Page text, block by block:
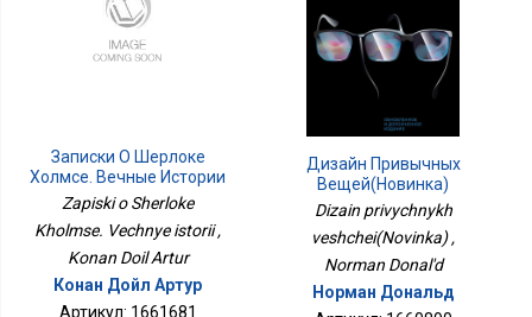
Записки О Шерлоке
Холмсе. Вечные Истории
Zapiski o Sherloke
Kholmse. Vechnye istorii ,
Konan Doil Artur
Конан Дойл Артур
Артикул: 1661681
Дизайн Привычных
Вещей(Новинка)
Dizain privychnykh
veshchei(Novinka) ,
Norman Donal'd
Норман Дональд